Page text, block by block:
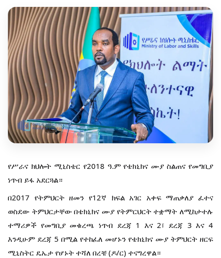
የሥራና ክህሎት ሚኒስቴር የ2018 ዓ.ም የቴክኒክና ሙያ ስልጠና የመግቢያ
ነጥብ ይፋ አደርጓል።
በ2017 የትምህርት ዘመን የ12ኛ ክፍል አገር አቀፍ ማጠቃለያ ፈተና
ወስደው ትምህርታቸው በቴክኒክና ሙያ የትምርህርት ተቋማት ለሚከታተሉ
ተማሪዎች የመግቢያ መቁረጫ ነጥብ ደረጃ 1 እና 2፣ ደረጃ 3 እና 4
እንዲሁም ደረጃ 5 በሚል የተከፈለ መሆኑን የቴክኒክና ሙያ ትምህርት ዘርፍ
ሚኒስትር ዴኤታ የሆኑት ተሻለ በረቼ (ዶ/ር) ተናግረዋል።